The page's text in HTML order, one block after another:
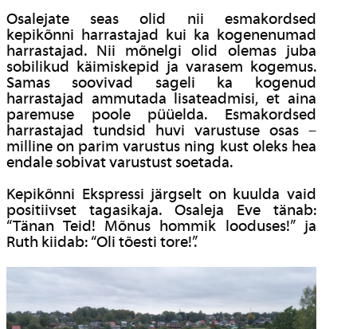
Osalejate seas olid nii esmakordsed
kepikõnni harrastajad kui ka kogenenumad
harrastajad. Nii mõnelgi olid olemas juba
sobilikud käimiskepid ja varasem kogemus.
Samas soovivad sageli ka kogenud
harrastajad ammutada lisateadmisi, et aina
paremuse poole püüelda. Esmakordsed
harrastajad tundsid huvi varustuse osas –
milline on parim varustus ning kust oleks hea
endale sobivat varustust soetada.
Kepikõnni Ekspressi järgselt on kuulda vaid
positiivset tagasikaja. Osaleja Eve tänab:
“Tänan Teid! Mõnus hommik looduses!” ja
Ruth kiidab: “Oli tõesti tore!”.